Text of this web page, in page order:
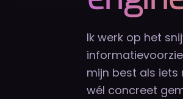
Ik werk op het
mijn best als iets
wél concreet